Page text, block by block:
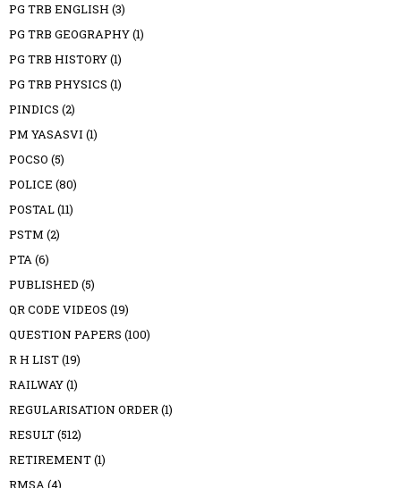
PG TRB ENGLISH (3)
PG TRB GEOGRAPHY(1)
PG TRB HISTORY(1)
PG TRB PHYSICS (1)
PINDICS (2)
PM YASASVI (1)
POCSO (5)
POLICE (80)
POSTAL(11)
PSTM (2)
PTA(6)
PUBLISHED (5)
QR CODE VIDEOS (19)
QUESTION PAPERS (100)
R H LIST(19)
RAILWAY(1)
REGULARISATION ORDER(1)
RESULT(512)
RETIREMENT(1)
RMSA(4)